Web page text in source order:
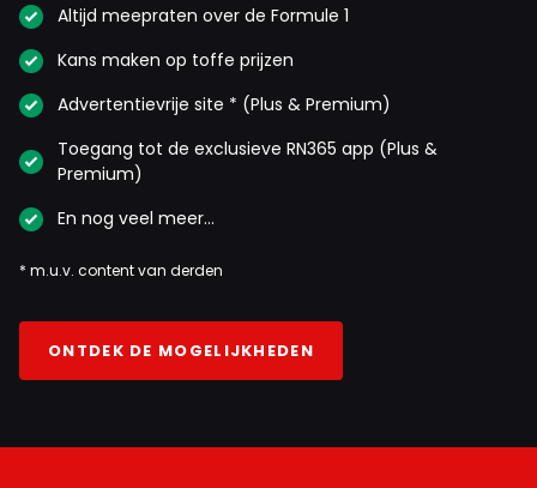
Altijd meepraten over de Formule 1
Kans maken op toffe prijzen
Advertentievrije site * (Plus & Premium)
Toegang tot de exclusieve RN365 app (Plus &
Premium)
En nog veel meer…
* m.u.v. content van derden
ONTDEK DE MOGELIJKHEDEN